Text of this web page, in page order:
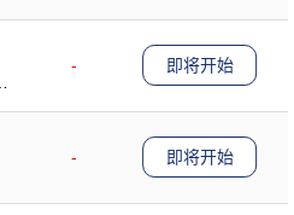
-
即将开始
-
即将开始